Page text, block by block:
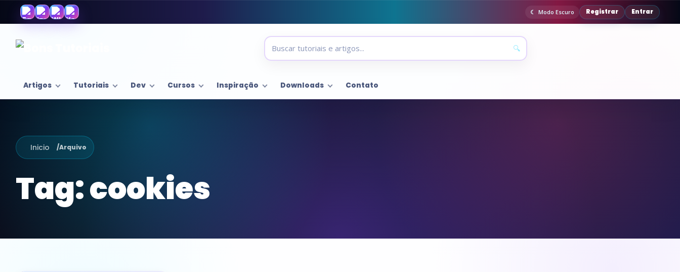
Modo Escuro Registrar Entrar
🔍
Artigos Tutoriais Dev Cursos Inspiração Downloads Contato
Inicio /Arquivo
Tag:cookies